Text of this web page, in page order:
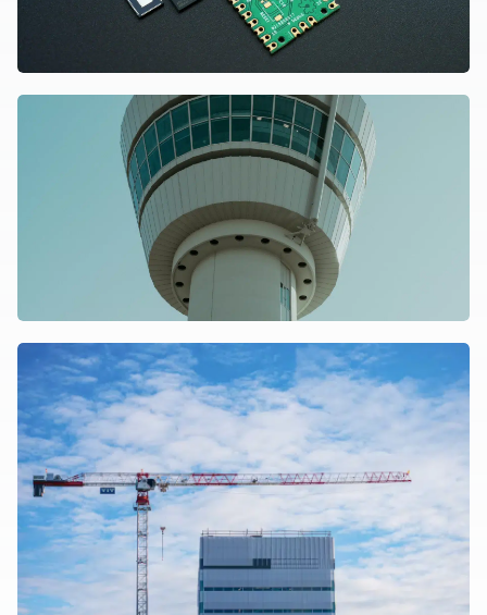
Lees over de case
KLM
Lees over de case
Lees over de case KLM
Lees over de case Mammoet